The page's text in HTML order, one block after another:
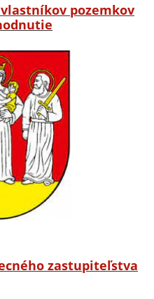
pozemkov
zastupiteľstva